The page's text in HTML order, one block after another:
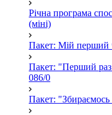
Річна програма
(міні)
Пакет: Мій перший
Пакет: "Перший раз
086/0
Пакет: